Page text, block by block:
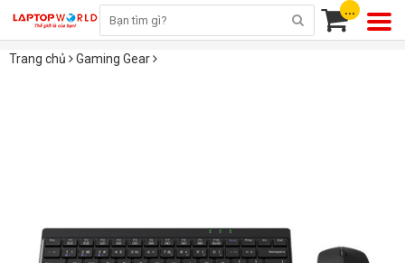
...
Trang chủ Gaming Gear